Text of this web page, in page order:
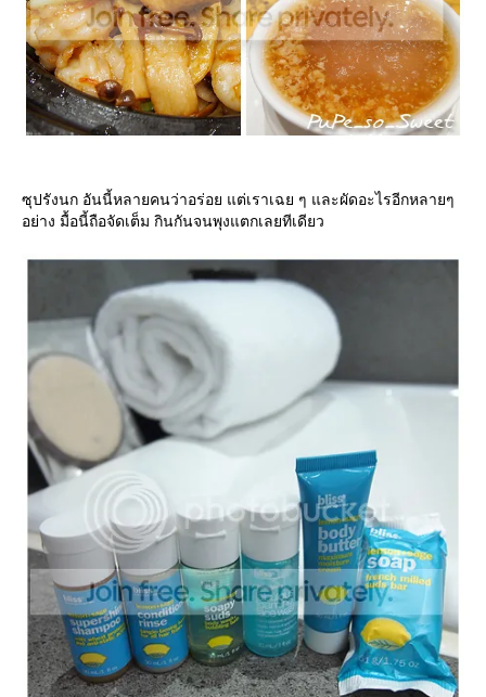
ซุปรังนก อันนี้หลายคนว่าอร่อย แต่เราเฉย ๆ และผัดอะไรอีกหลายๆ
อย่าง มื้อนี้ถือจัดเต็ม กินกันจนพุงแตกเลยทีเดียว